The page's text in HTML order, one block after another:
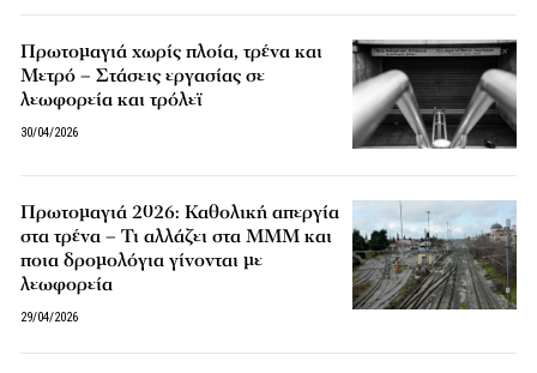
Πρωτομαγιά χωρίς πλοία, τρένα και
Μετρό – Στάσεις εργασίας σε
λεωφορεία και τρόλεϊ
30/04/2026
Πρωτομαγιά 2026: Καθολική απεργία
στα τρένα – Τι αλλάζει στα ΜΜΜ και
ποια δρομολόγια γίνονται με
λεωφορεία
29/04/2026